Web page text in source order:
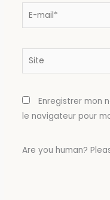
E-
Site
Enregistrer mon
le navigateur pour
Are you human?